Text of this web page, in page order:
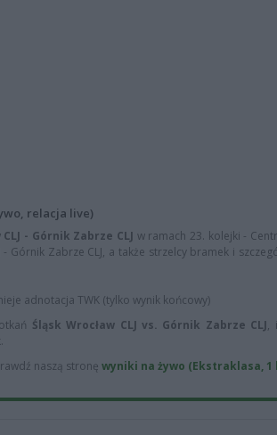
relacja live)
- Górnik Zabrze CLJ w ramach 23. kolejki -
Górnik Zabrze CLJ, a także strzelcy bramek i
adnotacja TWK (tylko wynik końcowy)
Śląsk Wrocław CLJ vs. Górnik Zabrze CLJ,
naszą stronę wyniki na żywo (Ekstraklasa, 1